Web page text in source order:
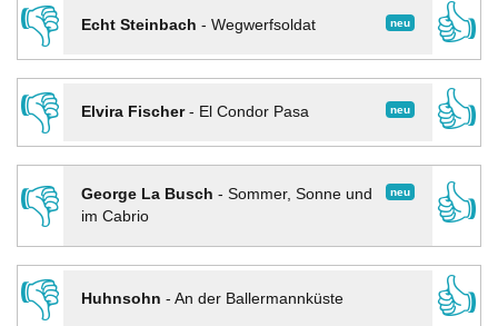
👎
neu
Echt Steinbach - Wegwerfsoldat
👍
👎
neu
Elvira Fischer- El Condor Pasa
👍
👎
neu
George La Busch - Sommer, Sonne und
im Cabrio
👍
👎
Huhnsohn - An der Ballermannküste
👍